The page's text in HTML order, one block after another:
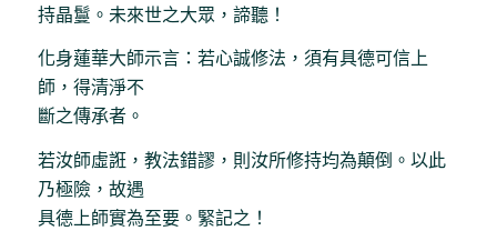
持晶鬘。未來世之大眾，諦聽！
化身蓮華大師示言：若心誠修法，須有具德可信上
師，得清淨不
斷之傳承者。
若汝師虛誑，教法錯謬，則汝所修持均為顛倒。以此
乃極險，故遇
具德上師實為至要。緊記之！